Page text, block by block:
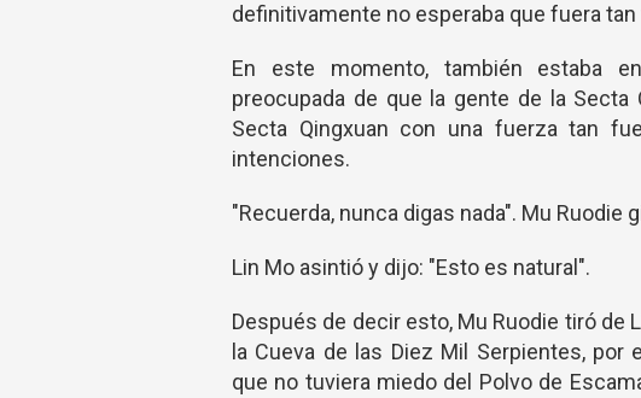
definitivamente no esperaba que fuera
En este momento, también estaba
preocupada de que la gente de la
Secta Qingxuan con una fuerza tan
intenciones.
"Recuerda, nunca digas nada". Mu Ruodie
Lin Mo asintió y dijo: "Esto es natural".
Después de decir esto, Mu Ruodie tiró de
la Cueva de las Diez Mil Serpientes,
que no tuviera miedo del Polvo de